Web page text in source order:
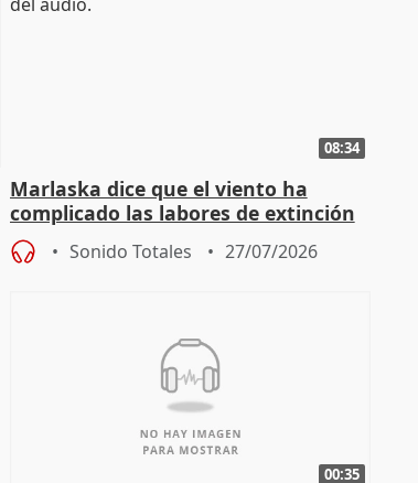
08:34
Marlaska dice que el viento ha
complicado las labores de extinción
durante la madrugada
Sonido Totales 27/07/2026
00:35